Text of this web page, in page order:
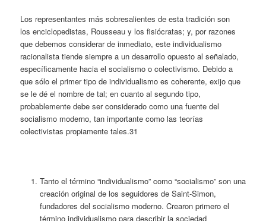
Los representantes más sobresalientes de esta tradición son
los enciclopedistas, Rousseau y los fisiócratas; y, por razones
que debemos considerar de inmediato, este individualismo
racionalista tiende siempre a un desarrollo opuesto al señalado,
específicamente hacia el socialismo o colectivismo. Debido a
que sólo el primer tipo de individualismo es coherente, exijo que
se le dé el nombre de tal; en cuanto al segundo tipo,
probablemente debe ser considerado como una fuente del
socialismo moderno, tan importante como las teorías
colectivistas propiamente tales.31
Tanto el término “individualismo” como “socialismo” son una
creación original de los seguidores de Saint-Simon,
fundadores del socialismo moderno. Crearon primero el
término individualismo para describir la sociedad